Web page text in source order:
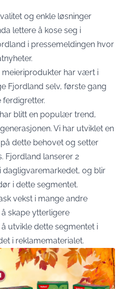
og enkle løsninger
lettere å kose seg i
i pressemeldingen hvor
meieriprodukter har vært i
Fjordland selv, første gang
ferdigretter.
blitt en populær trend,
Vi har utviklet en
dette behovet og setter
Fjordland lanserer 2
dagligvaremarkedet, og blir
i dette segmentet.
vekst i mange andre
skape ytterligere
utvikle dette segmentet i
i reklamematerialet.